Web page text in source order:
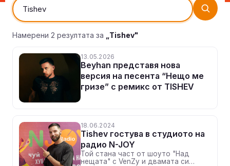
Намерени 2 резултата за „Tishev"
13.05.2026
Beyhan представя нова
версия на песента “Нещо ме
гризе” с ремикс от TISHEV
18.06.2024
Tishev гостува в студиото на
радио N-JOY
Той стана част от шоуто "Над
нещата" с VenZy и двамата си